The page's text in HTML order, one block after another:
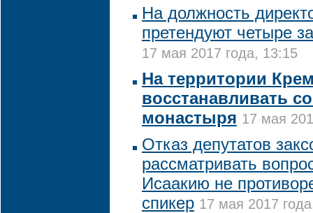
На должность
претендуют четыре
17 мая 2017 года, 13:15
На территории
восстанавливать
монастыря 17 мая
Отказ депутатов
рассматривать
Исаакию не
спикер 17 мая 2017